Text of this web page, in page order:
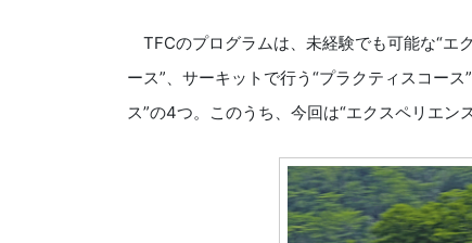
TFCのプログラムは、未経験でも可能な“エ
ース”、サーキットで行う“プラクティスコー
ス”の4つ。このうち、今回は“エクスペリエン